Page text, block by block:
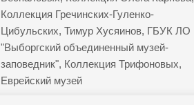
Коллекция Гречинских-Гуленко-
Цибульских, Тимур Хусяинов, ГБУК ЛО
"Выборгский объединенный музей-
заповедник", Коллекция Трифоновых,
Еврейский музей